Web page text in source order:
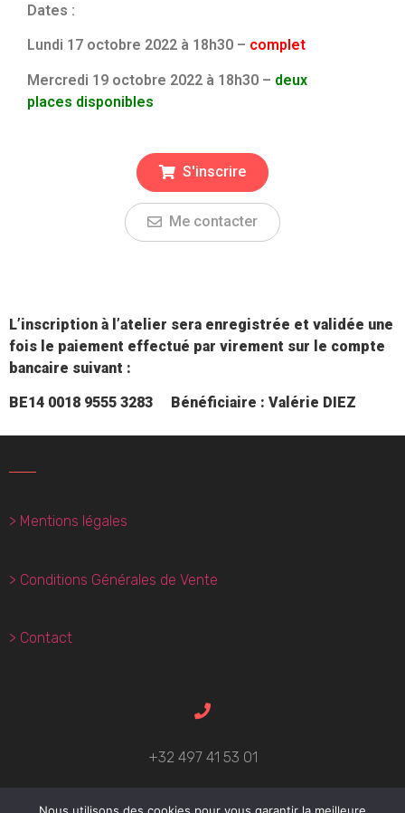
Dates :
Lundi 17 octobre 2022 à 18h30 – complet
Mercredi 19 octobre 2022 à 18h30 – deux
places disponibles
S'inscrire
Me contacter
L’inscription à l’atelier sera enregistrée et validée une
fois le paiement effectué par virement sur le compte
bancaire suivant :
BE14 0018 9555 3283 Bénéficiaire : Valérie DIEZ
> Mentions légales
> Conditions Générales de Vente
> Contact
+32 497 41 53 01